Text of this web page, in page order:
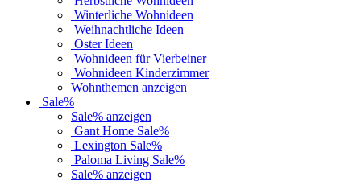
Winterliche Wohnideen
Weihnachtliche Ideen
Oster Ideen
Wohnideen für Vierbeiner
Wohnideen Kinderzimmer
Wohnthemen anzeigen
Sale%
Sale% anzeigen
Gant Home Sale%
Lexington Sale%
Paloma Living Sale%
Sale% anzeigen